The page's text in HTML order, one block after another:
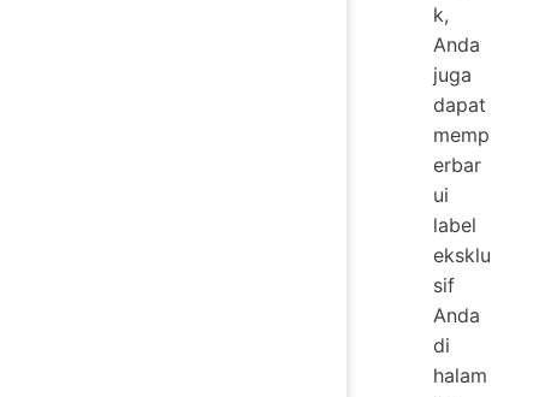
k,
Anda
juga
dapat
memp
erbar
ui
label
eksklu
sif
Anda
di
halam